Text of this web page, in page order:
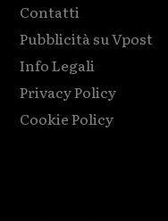
Contatti
Pubblicità su Vpost
Info Legali
Privacy Policy
Cookie Policy